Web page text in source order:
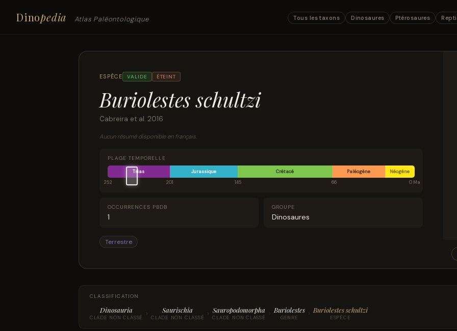
Dinopedia Atlas Paléontologique Tous les taxons Dinosaures Ptérosaures
ESPÈCE VALIDE ÉTEINT
Buriolestes schultzi
Cabreira et al. 2016
Aucun résumé disponible en français.
PLAGE TEMPORELLE
Trias Jurassique Crétacé Paléogène
Néogène
252
201 145 66 0 Ma
OCCURRENCES PBDB
1
GROUPE
Dinosaures
Terrestre
CLASSIFICATION
Dinosauria
CLADE NON CLASSÉ › Saurischia
CLADE NON CLASSÉ › Sauropodomorpha
CLADE NON CLASSÉ › Buriolestes
GENRE › Buriolestes schultzi
ESPÈCE